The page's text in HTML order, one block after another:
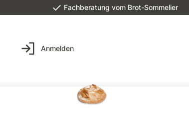
Fachberatung vom Brot-Sommelier
Anmelden